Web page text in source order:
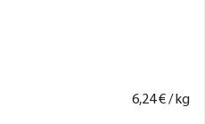
6,24€ / kg